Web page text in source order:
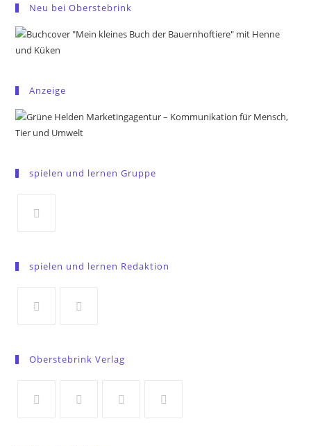
Neu bei Oberstebrink
Anzeige
spielen und lernen Gruppe
a
spielen und lernen Redaktion
a
Oberstebrink Verlag